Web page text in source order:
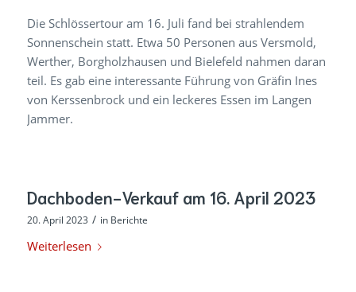
Die Schlössertour am 16. Juli fand bei strahlendem
Sonnenschein statt. Etwa 50 Personen aus Versmold,
Werther, Borgholzhausen und Bielefeld nahmen daran
teil. Es gab eine interessante Führung von Gräfin Ines
von Kerssenbrock und ein leckeres Essen im Langen
Jammer.
Dachboden-Verkauf am 16. April 2023
20. April 2023 / in Berichte
Weiterlesen